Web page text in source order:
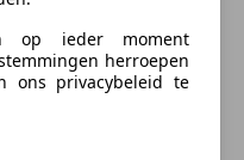
de ruigste wegen.
biedt de
Het biedt
op ieder moment
herroepen
ons privacybeleid te